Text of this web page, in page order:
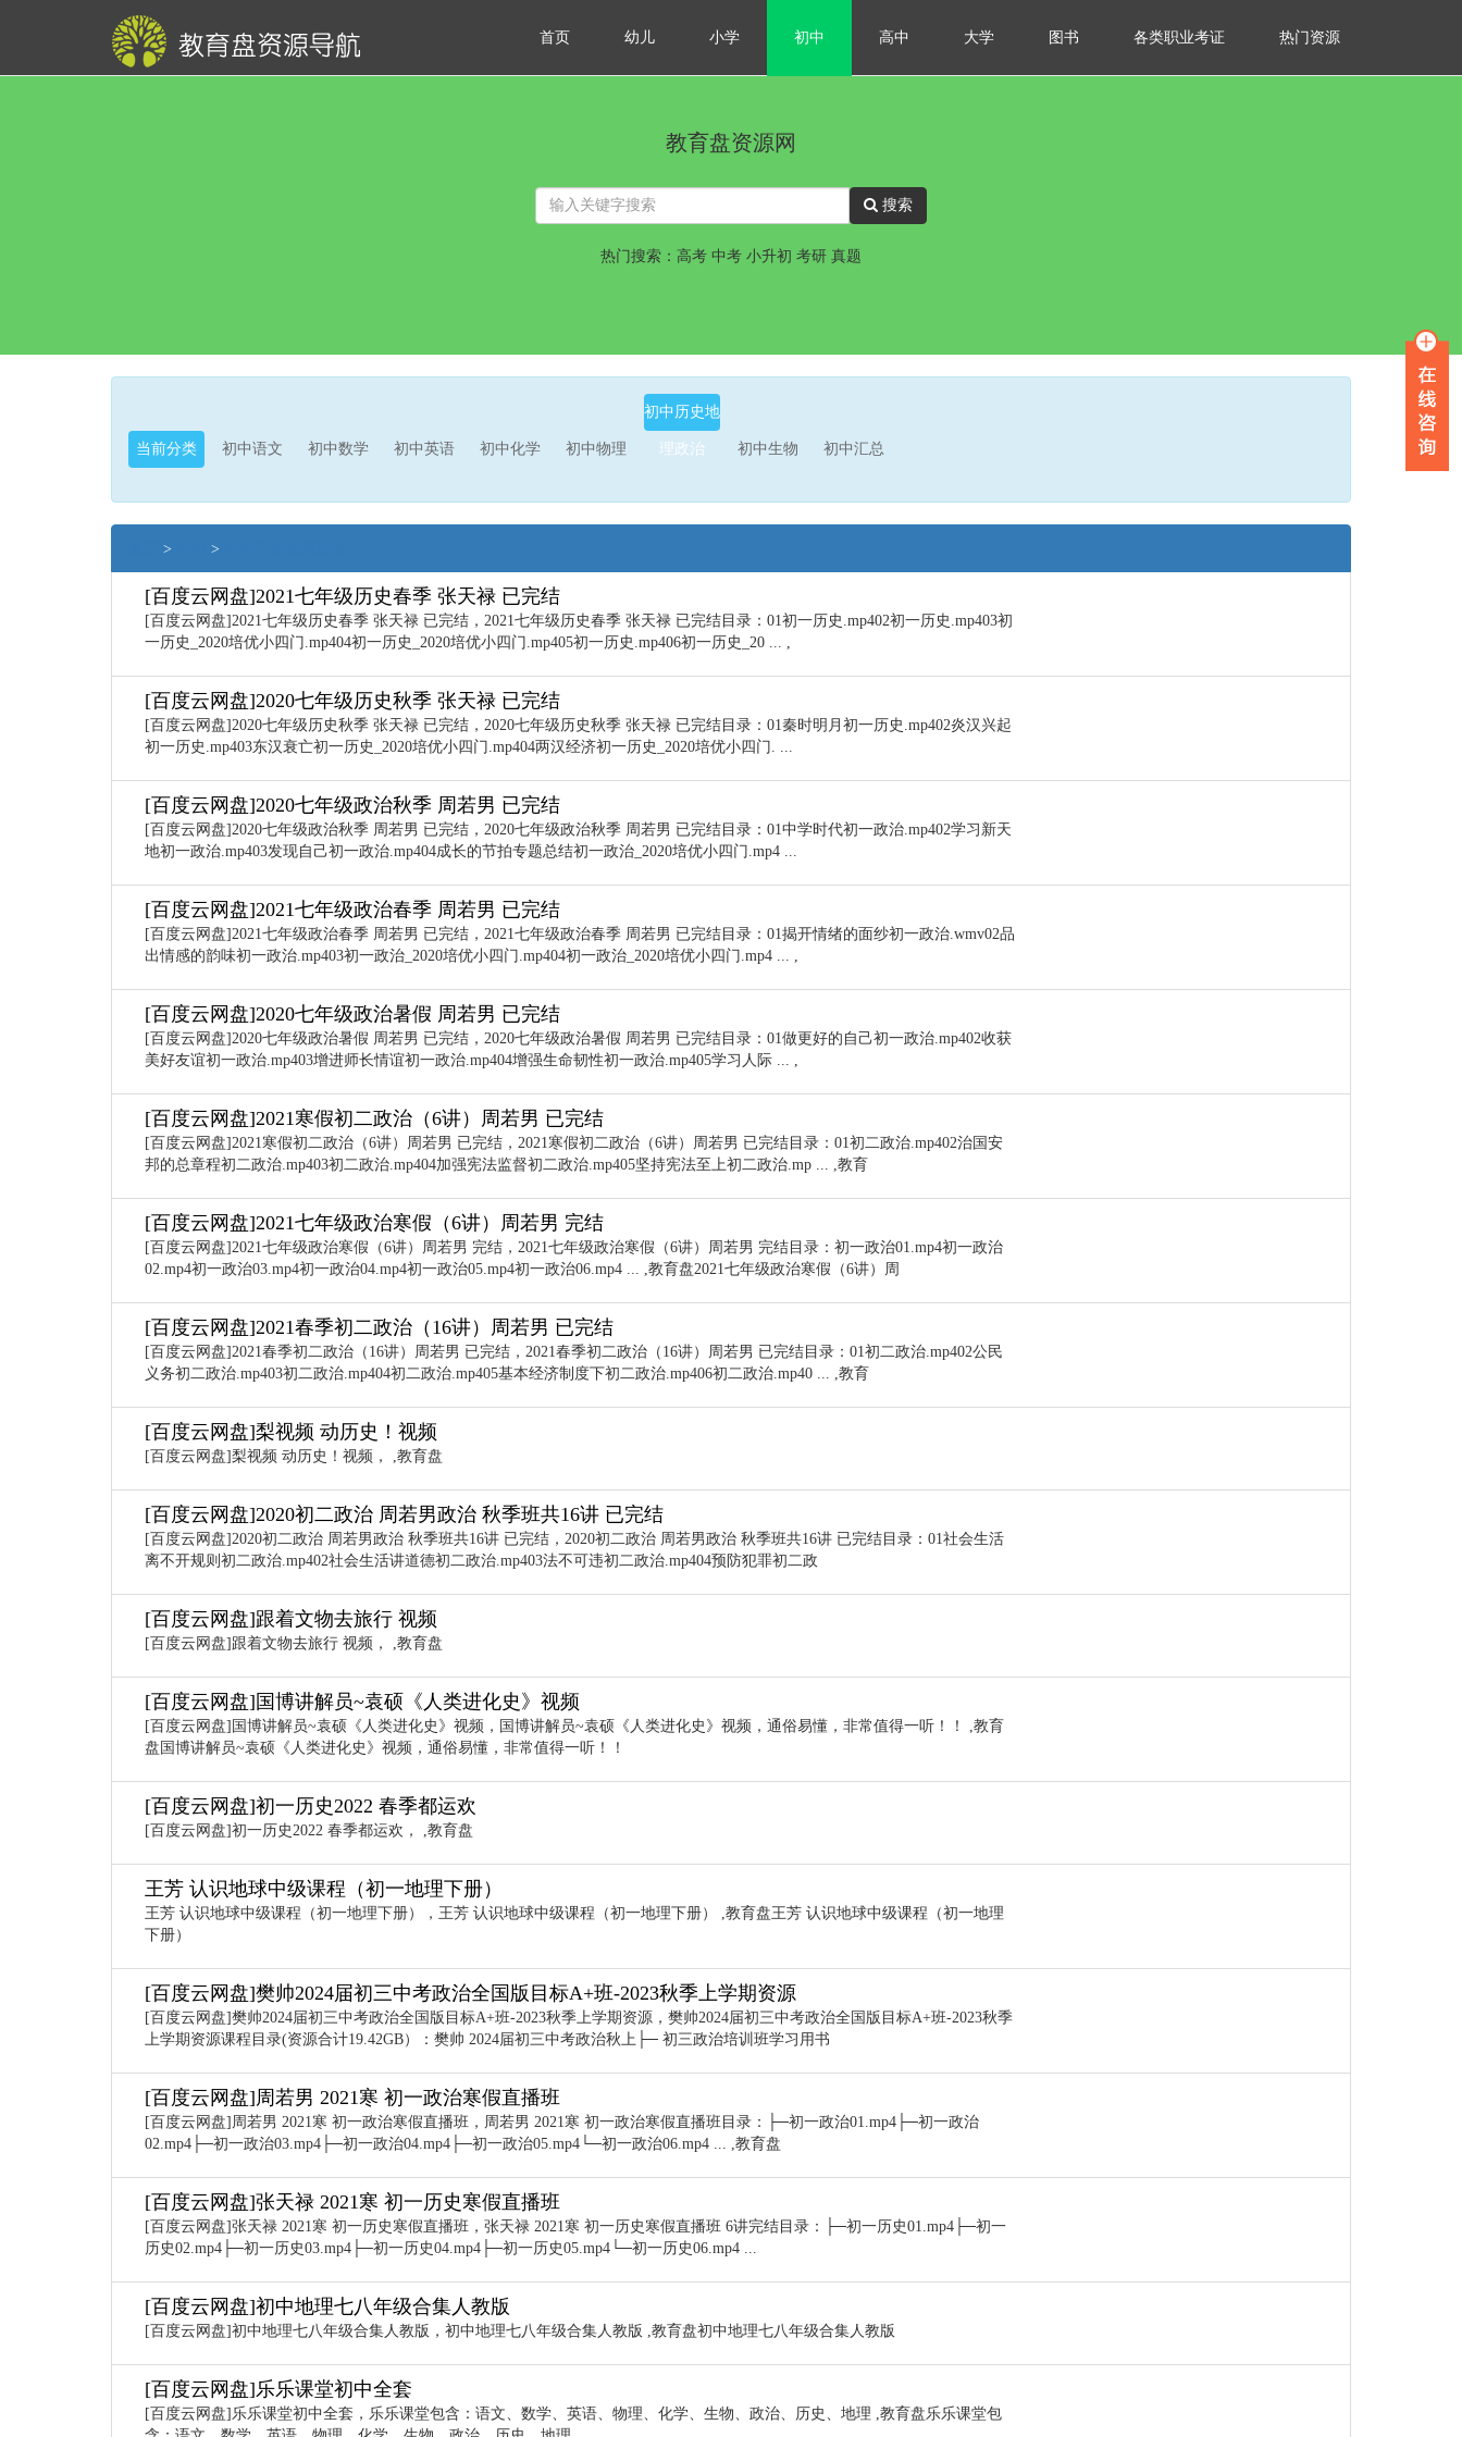
首页 幼儿 小学 初中 高中 大学 图书 各类职业考证 热门资源
教育盘资源网
搜索
热门搜索：高考 中考 小升初 考研 真题
当前分类 初中语文 初中数学 初中英语 初中化学 初中物理
初中历史地
理政治 初中生物 初中汇总
> >
[百度云网盘]2021七年级历史春季 张天禄 已完结
[百度云网盘]2021七年级历史春季 张天禄 已完结，2021七年级历史春季 张天禄 已完结目录：01初一历史.mp402初一历史.mp403初
一历史_2020培优小四门.mp404初一历史_2020培优小四门.mp405初一历史.mp406初一历史_20 ... ,
[百度云网盘]2020七年级历史秋季 张天禄 已完结
[百度云网盘]2020七年级历史秋季 张天禄 已完结，2020七年级历史秋季 张天禄 已完结目录：01秦时明月初一历史.mp402炎汉兴起
初一历史.mp403东汉衰亡初一历史_2020培优小四门.mp404两汉经济初一历史_2020培优小四门. ...
[百度云网盘]2020七年级政治秋季 周若男 已完结
[百度云网盘]2020七年级政治秋季 周若男 已完结，2020七年级政治秋季 周若男 已完结目录：01中学时代初一政治.mp402学习新天
地初一政治.mp403发现自己初一政治.mp404成长的节拍专题总结初一政治_2020培优小四门.mp4 ...
[百度云网盘]2021七年级政治春季 周若男 已完结
[百度云网盘]2021七年级政治春季 周若男 已完结，2021七年级政治春季 周若男 已完结目录：01揭开情绪的面纱初一政治.wmv02品
出情感的韵味初一政治.mp403初一政治_2020培优小四门.mp404初一政治_2020培优小四门.mp4 ... ,
[百度云网盘]2020七年级政治暑假 周若男 已完结
[百度云网盘]2020七年级政治暑假 周若男 已完结，2020七年级政治暑假 周若男 已完结目录：01做更好的自己初一政治.mp402收获
美好友谊初一政治.mp403增进师长情谊初一政治.mp404增强生命韧性初一政治.mp405学习人际 ... ,
[百度云网盘]2021寒假初二政治（6讲）周若男 已完结
[百度云网盘]2021寒假初二政治（6讲）周若男 已完结，2021寒假初二政治（6讲）周若男 已完结目录：01初二政治.mp402治国安
邦的总章程初二政治.mp403初二政治.mp404加强宪法监督初二政治.mp405坚持宪法至上初二政治.mp ... ,教育
[百度云网盘]2021七年级政治寒假（6讲）周若男 完结
[百度云网盘]2021七年级政治寒假（6讲）周若男 完结，2021七年级政治寒假（6讲）周若男 完结目录：初一政治01.mp4初一政治
02.mp4初一政治03.mp4初一政治04.mp4初一政治05.mp4初一政治06.mp4 ... ,教育盘2021七年级政治寒假（6讲）周
[百度云网盘]2021春季初二政治（16讲）周若男 已完结
[百度云网盘]2021春季初二政治（16讲）周若男 已完结，2021春季初二政治（16讲）周若男 已完结目录：01初二政治.mp402公民
义务初二政治.mp403初二政治.mp404初二政治.mp405基本经济制度下初二政治.mp406初二政治.mp40 ... ,教育
[百度云网盘]梨视频 动历史！视频
[百度云网盘]梨视频 动历史！视频， ,教育盘
[百度云网盘]2020初二政治 周若男政治 秋季班共16讲 已完结
[百度云网盘]2020初二政治 周若男政治 秋季班共16讲 已完结，2020初二政治 周若男政治 秋季班共16讲 已完结目录：01社会生活
离不开规则初二政治.mp402社会生活讲道德初二政治.mp403法不可违初二政治.mp404预防犯罪初二政
[百度云网盘]跟着文物去旅行 视频
[百度云网盘]跟着文物去旅行 视频， ,教育盘
[百度云网盘]国博讲解员~袁硕《人类进化史》视频
[百度云网盘]国博讲解员~袁硕《人类进化史》视频，国博讲解员~袁硕《人类进化史》视频，通俗易懂，非常值得一听！！ ,教育
盘国博讲解员~袁硕《人类进化史》视频，通俗易懂，非常值得一听！！
[百度云网盘]初一历史2022 春季都运欢
[百度云网盘]初一历史2022 春季都运欢， ,教育盘
王芳 认识地球中级课程（初一地理下册）
王芳 认识地球中级课程（初一地理下册），王芳 认识地球中级课程（初一地理下册） ,教育盘王芳 认识地球中级课程（初一地理
下册）
[百度云网盘]樊帅2024届初三中考政治全国版目标A+班-2023秋季上学期资源
[百度云网盘]樊帅2024届初三中考政治全国版目标A+班-2023秋季上学期资源，樊帅2024届初三中考政治全国版目标A+班-2023秋季
上学期资源课程目录(资源合计19.42GB）：樊帅 2024届初三中考政治秋上├─ 初三政治培训班学习用书
[百度云网盘]周若男 2021寒 初一政治寒假直播班
[百度云网盘]周若男 2021寒 初一政治寒假直播班，周若男 2021寒 初一政治寒假直播班目录：├─初一政治01.mp4├─初一政治
02.mp4├─初一政治03.mp4├─初一政治04.mp4├─初一政治05.mp4└─初一政治06.mp4 ... ,教育盘
[百度云网盘]张天禄 2021寒 初一历史寒假直播班
[百度云网盘]张天禄 2021寒 初一历史寒假直播班，张天禄 2021寒 初一历史寒假直播班 6讲完结目录：├─初一历史01.mp4├─初一
历史02.mp4├─初一历史03.mp4├─初一历史04.mp4├─初一历史05.mp4└─初一历史06.mp4 ...
[百度云网盘]初中地理七八年级合集人教版
[百度云网盘]初中地理七八年级合集人教版，初中地理七八年级合集人教版 ,教育盘初中地理七八年级合集人教版
[百度云网盘]乐乐课堂初中全套
[百度云网盘]乐乐课堂初中全套，乐乐课堂包含：语文、数学、英语、物理、化学、生物、政治、历史、地理 ,教育盘乐乐课堂包